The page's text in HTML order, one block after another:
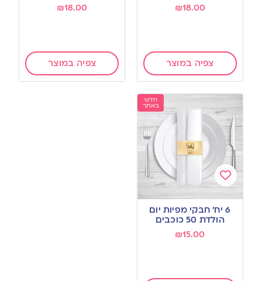
₪18.00
צפיה במוצר
₪18.00
צפיה במוצר
חדש
באתר
to
wishlist
6 יח’ חבקי מפיות יום
הולדת 50 כוכבים
₪15.00